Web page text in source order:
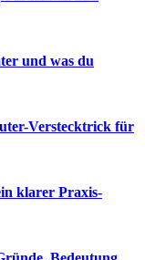
und was du
Verstecktrick für
klarer Praxis-